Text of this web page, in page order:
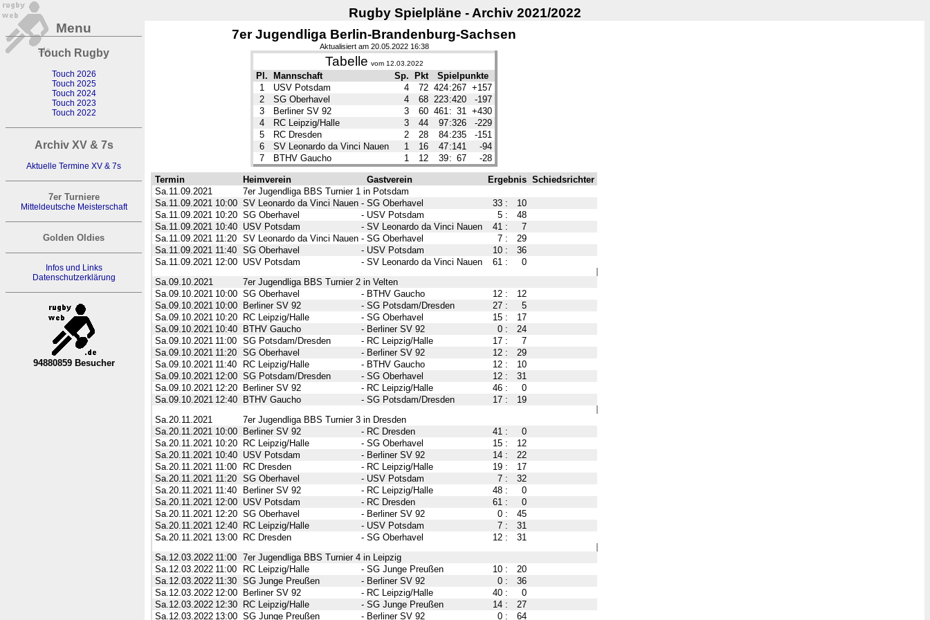
Rugby Spielpläne - Archiv 2021/2022
Menu
Touch Rugby
Touch 2026
Touch 2025
Touch 2024
Touch 2023
Touch 2022
Archiv XV & 7s
Aktuelle Termine XV & 7s
7er Turniere
Mitteldeutsche Meisterschaft
Golden Oldies
Infos und Links
Datenschutzerklärung
94880859 Besucher
7er Jugendliga Berlin-Brandenburg-Sachsen
Aktualisiert am 20.05.2022 16:38
Tabelle vom 12.03.2022
Pl. Mannschaft Sp. Pkt
Spielpunkte
1
USV Potsdam 4 72 424:267 +157
2
SG Oberhavel 4 68 223:420
-197
3
Berliner SV 92 3 60 461: 31 +430
4
RC Leipzig/Halle 3 44 97:326
-229
5
RC Dresden 2 28 84:235
-151
6
SV Leonardo da Vinci Nauen 1 16 47:141
-94
7
BTHV Gaucho 1 12 39: 67 -28
Termin Heimverein Gastverein Ergebnis Schiedsrichter
Sa.11.09.2021
7er Jugendliga BBS Turnier 1 in Potsdam
Sa.11.09.2021 10:00 SV Leonardo da Vinci Nauen - SG Oberhavel 33 :
10
Sa.11.09.2021 10:20 SG Oberhavel - USV Potsdam 5 :
48
Sa.11.09.2021 10:40 USV Potsdam - SV Leonardo da Vinci Nauen 41 :
7
Sa.11.09.2021 11:20 SV Leonardo da Vinci Nauen - SG Oberhavel 7 :
29
Sa.11.09.2021 11:40 SG Oberhavel - USV Potsdam 10 :
36
Sa.11.09.2021 12:00 USV Potsdam - SV Leonardo da Vinci Nauen 61 :
0
Sa.09.10.2021
7er Jugendliga BBS Turnier 2 in Velten
Sa.09.10.2021 10:00 SG Oberhavel - BTHV Gaucho 12 :
12
Sa.09.10.2021 10:00 Berliner SV 92 - SG Potsdam/Dresden 27 :
5
Sa.09.10.2021 10:20 RC Leipzig/Halle - SG Oberhavel 15 :
17
Sa.09.10.2021 10:40 BTHV Gaucho - Berliner SV 92 0 :
24
Sa.09.10.2021 11:00 SG Potsdam/Dresden - RC Leipzig/Halle 17 :
7
Sa.09.10.2021 11:20 SG Oberhavel - Berliner SV 92 12 :
29
Sa.09.10.2021 11:40 RC Leipzig/Halle - BTHV Gaucho 12 :
10
Sa.09.10.2021 12:00 SG Potsdam/Dresden - SG Oberhavel 12 :
31
Sa.09.10.2021 12:20 Berliner SV 92 - RC Leipzig/Halle 46 :
0
Sa.09.10.2021 12:40 BTHV Gaucho - SG Potsdam/Dresden 17 :
19
Sa.20.11.2021
7er Jugendliga BBS Turnier 3 in Dresden
Sa.20.11.2021 10:00 Berliner SV 92 - RC Dresden 41 :
0
Sa.20.11.2021 10:20 RC Leipzig/Halle - SG Oberhavel 15 :
12
Sa.20.11.2021 10:40 USV Potsdam - Berliner SV 92 14 :
22
Sa.20.11.2021 11:00 RC Dresden - RC Leipzig/Halle 19 :
17
Sa.20.11.2021 11:20 SG Oberhavel - USV Potsdam 7 :
32
Sa.20.11.2021 11:40 Berliner SV 92 - RC Leipzig/Halle 48 :
0
Sa.20.11.2021 12:00 USV Potsdam - RC Dresden 61 :
0
Sa.20.11.2021 12:20 SG Oberhavel - Berliner SV 92 0 :
45
Sa.20.11.2021 12:40 RC Leipzig/Halle - USV Potsdam 7 :
31
Sa.20.11.2021 13:00 RC Dresden - SG Oberhavel 12 :
31
Sa.12.03.2022 11:00 7er Jugendliga BBS Turnier 4 in Leipzig
Sa.12.03.2022 11:00 RC Leipzig/Halle - SG Junge Preußen 10 :
20
Sa.12.03.2022 11:30 SG Junge Preußen - Berliner SV 92 0 :
36
Sa.12.03.2022 12:00 Berliner SV 92 - RC Leipzig/Halle 40 :
0
Sa.12.03.2022 12:30 RC Leipzig/Halle - SG Junge Preußen 14 :
27
Sa.12.03.2022 13:00 SG Junge Preußen - Berliner SV 92 0 : 64